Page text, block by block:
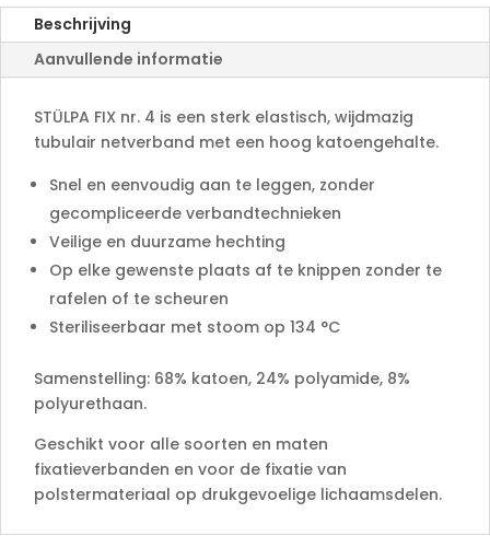
a
t
Beschrijving
Aanvullende informatie
STÜLPA FIX nr. 4 is een sterk elastisch, wijdmazig
tubulair netverband met een hoog katoengehalte.
Snel en eenvoudig aan te leggen, zonder
gecompliceerde verbandtechnieken
Veilige en duurzame hechting
Op elke gewenste plaats af te knippen zonder te
rafelen of te scheuren
Steriliseerbaar met stoom op 134 °C
Samenstelling: 68% katoen, 24% polyamide, 8%
polyurethaan.
Geschikt voor alle soorten en maten
fixatieverbanden en voor de fixatie van
polstermateriaal op drukgevoelige lichaamsdelen.